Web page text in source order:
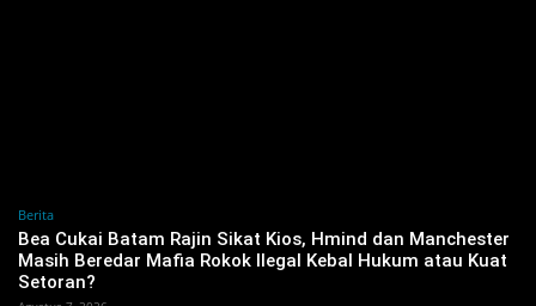
Berita
‎Bea Cukai Batam Rajin Sikat Kios, Hmind dan Manchester
Masih Beredar Mafia Rokok Ilegal Kebal Hukum atau Kuat
Setoran?